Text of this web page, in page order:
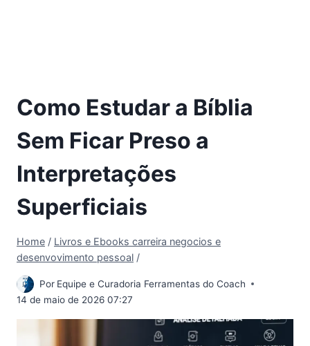
Como Estudar a Bíblia
Sem Ficar Preso a
Interpretações
Superficiais
Home / Livros e Ebooks carreira negocios e
desenvovimento pessoal /
Por Equipe e Curadoria Ferramentas do Coach
14 de maio de 2026 07:27